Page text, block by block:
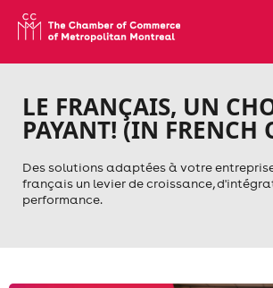
LE FRANÇAIS, UN
PAYANT! (IN FRENCH
Des solutions adaptées à votre
français un levier de croissance,
performance.